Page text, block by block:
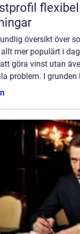
byggsten för moderna
översikt över
mer populärt i
göra vinst utan
problem. I grunden